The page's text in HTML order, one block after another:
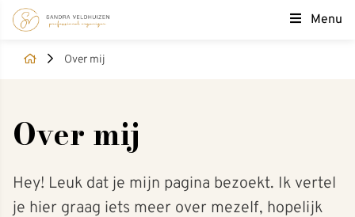
Menu
Over mij
Over mij
Hey! Leuk dat je mijn pagina bezoekt. Ik vertel
je hier graag iets meer over mezelf, hopelijk